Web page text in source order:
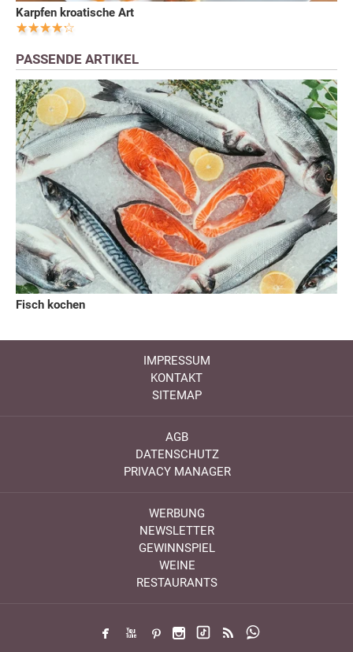
Karpfen kroatische Art
PASSENDE ARTIKEL
Fisch kochen
IMPRESSUM
KONTAKT
SITEMAP
AGB
DATENSCHUTZ
PRIVACY MANAGER
WERBUNG
NEWSLETTER
GEWINNSPIEL
WEINE
RESTAURANTS